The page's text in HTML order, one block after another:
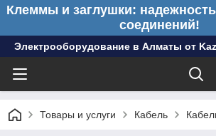
Клеммы и заглушки: надежность
соединений!
Электрооборудование в Алматы от
Товары и услуги Кабель